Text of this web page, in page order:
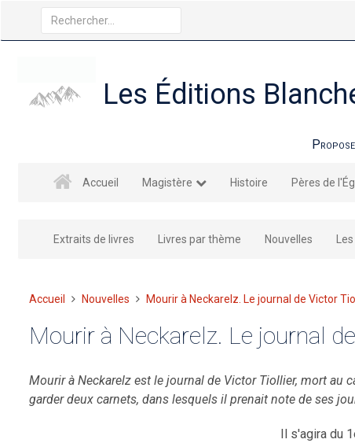
contenu
Rechercher
Les Éditions
Accueil Magistère Histoire Pères de
Extraits de livres Livres par thème Nouvelles
Vous
ici :
Accueil Nouvelles Mourir à Neckarelz. Le journal de Victor
Mourir à Neckarelz. Le journal
Mourir à Neckarelz est le journal de Victor Tiollier, mort au
garder deux carnets, dans lesquels il prenait note de ses
Il s'agira du